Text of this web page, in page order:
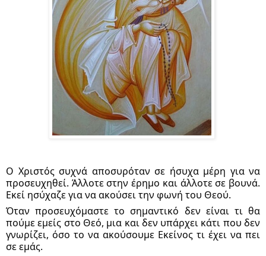
Ο Χριστός συχνά αποσυρόταν σε ήσυχα μέρη για να
προσευχηθεί. Άλλοτε στην έρημο και άλλοτε σε βουνά.
Εκεί ησύχαζε για να ακούσει την φωνή του Θεού.
Όταν προσευχόμαστε το σημαντικό δεν είναι τι θα
πούμε εμείς στο Θεό, μια και δεν υπάρχει κάτι που δεν
γνωρίζει, όσο το να ακούσουμε Εκείνος τι έχει να πει
σε εμάς.